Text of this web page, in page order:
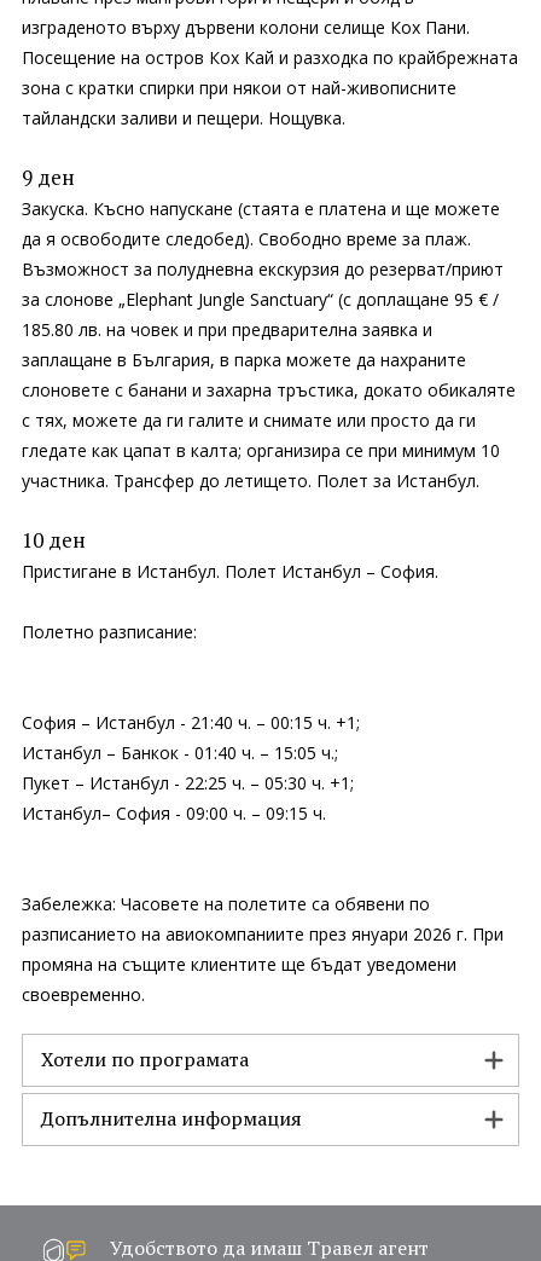
изграденото върху дървени колони селище Кох Пани.
Посещение на остров Кох Кай и разходка по крайбрежната
зона с кратки спирки при някои от най-живописните
тайландски заливи и пещери. Нощувка.
9 ден
Закуска. Късно напускане (стаята е платена и ще можете
да я освободите следобед). Свободно време за плаж.
Възможност за полудневна екскурзия до резерват/приют
за слонове „Elephant Jungle Sanctuary“ (с доплащане 95 € /
185.80 лв. на човек и при предварителна заявка и
заплащане в България, в парка можете да нахраните
слоновете с банани и захарна тръстика, докато обикаляте
с тях, можете да ги галите и снимате или просто да ги
гледате как цапат в калта; организира се при минимум 10
участника. Трансфер до летището. Полет за Истанбул.
10 ден
Пристигане в Истанбул. Полет Истанбул – София.
Полетно разписание:
София – Истанбул - 21:40 ч. – 00:15 ч. +1;
Истанбул – Банкок - 01:40 ч. – 15:05 ч.;
Пукет – Истанбул - 22:25 ч. – 05:30 ч. +1;
Истанбул– София - 09:00 ч. – 09:15 ч.
Забележка: Часовете на полетите са обявени по
разписанието на авиокомпаниите през януари 2026 г. При
промяна на същите клиентите ще бъдат уведомени
своевременно.
Хотели по програмата
Допълнителна информация
Удобството да имаш Травел агент